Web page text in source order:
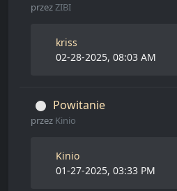
przezZIBI
kriss
02-28-2025, 08:03 AM
Powitanie
przez Kinio
Kinio
01-27-2025, 03:33 PM